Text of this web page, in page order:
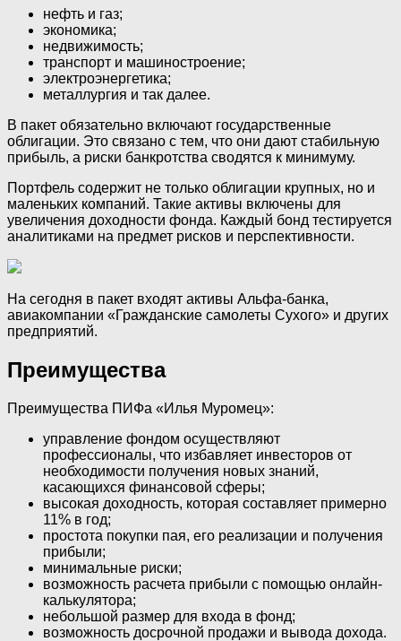
нефть и газ;
экономика;
недвижимость;
транспорт и машиностроение;
электроэнергетика;
металлургия и так далее.
В пакет обязательно включают государственные
облигации. Это связано с тем, что они дают стабильную
прибыль, а риски банкротства сводятся к минимуму.
Портфель содержит не только облигации крупных, но и
маленьких компаний. Такие активы включены для
увеличения доходности фонда. Каждый бонд тестируется
аналитиками на предмет рисков и перспективности.
На сегодня в пакет входят активы Альфа-банка,
авиакомпании «Гражданские самолеты Сухого» и других
предприятий.
Преимущества
Преимущества ПИФа «Илья Муромец»:
управление фондом осуществляют
профессионалы, что избавляет инвесторов от
необходимости получения новых знаний,
касающихся финансовой сферы;
высокая доходность, которая составляет примерно
11% в год;
простота покупки пая, его реализации и получения
прибыли;
минимальные риски;
возможность расчета прибыли с помощью онлайн-
калькулятора;
небольшой размер для входа в фонд;
возможность досрочной продажи и вывода дохода.